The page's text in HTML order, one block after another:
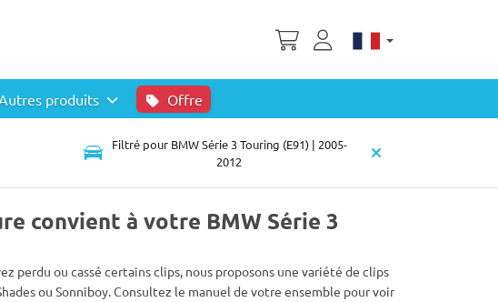
produits Offre
Filtré pour BMW Série 3 Touring (E91) | 2005-
2012
convient à votre BMW Série 3
perdu ou cassé certains clips, nous proposons une variété de clips
ou Sonniboy. Consultez le manuel de votre ensemble pour voir